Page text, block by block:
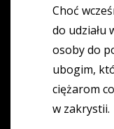
Choć
do udziału
osoby do
ubogim,
ciężarom
w zakrystii.